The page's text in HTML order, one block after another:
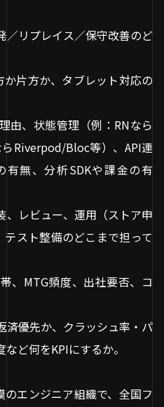
リプレイス／保守改善のど
片方か、タブレット対応の
、状態管理（例：RNなら
Riverpod/Bloc等）、API連
有無、分析SDKや課金の有
レビュー、運用（ストア申
スト整備のどこまで担って
、MTG頻度、出社要否、コ
優先か、クラッシュ率・パ
ど何をKPIにするか。
エンジニア組織で、全国フ